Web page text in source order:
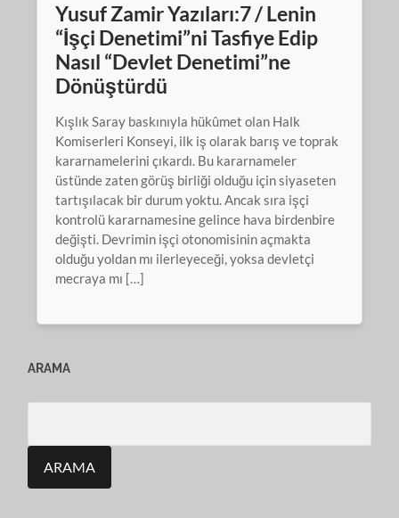
Yusuf Zamir Yazıları:7 / Lenin
“İşçi Denetimi”ni Tasfiye Edip
Nasıl “Devlet Denetimi”ne
Dönüştürdü
Kışlık Saray baskınıyla hükûmet olan Halk
Komiserleri Konseyi, ilk iş olarak barış ve toprak
kararnamelerini çıkardı. Bu kararnameler
üstünde zaten görüş birliği olduğu için siyaseten
tartışılacak bir durum yoktu. Ancak sıra işçi
kontrolü kararnamesine gelince hava birdenbire
değişti. Devrimin işçi otonomisinin açmakta
olduğu yoldan mı ilerleyeceği, yoksa devletçi
mecraya mı […]
ARAMA